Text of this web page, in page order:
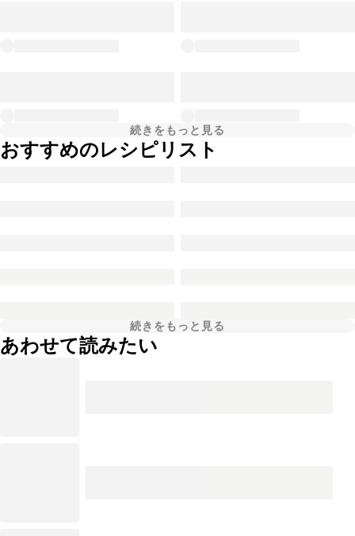
続きをもっと見る
おすすめのレシピリスト
続きをもっと見る
あわせて読みたい